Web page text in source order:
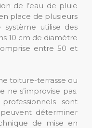
de l’eau de pluie
place de plusieurs
système utilise des
10 cm de diamètre
entre 50 et
toiture-terrasse ou
ne s’improvise pas.
sont
déterminer
de mise en